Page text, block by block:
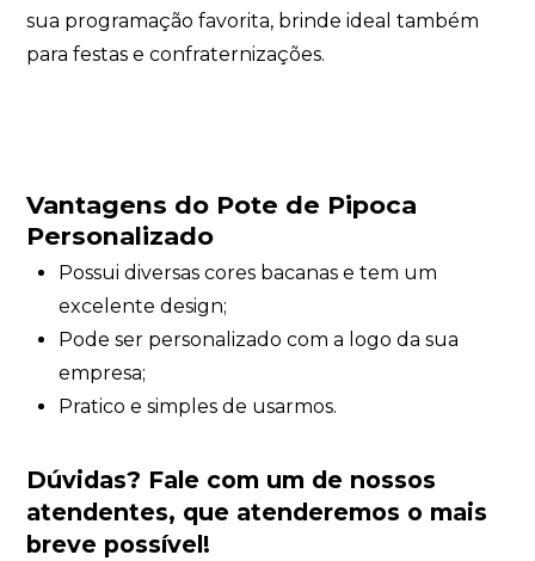
sua programação favorita, brinde ideal também
para festas e confraternizações.
Vantagens do Pote de Pipoca
Personalizado
Possui diversas cores bacanas e tem um
excelente design;
Pode ser personalizado com a logo da sua
empresa;
Pratico e simples de usarmos.
Dúvidas? Fale com um de nossos
atendentes, que atenderemos o mais
breve possível!